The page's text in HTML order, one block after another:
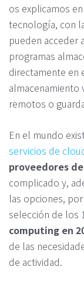
os explicamos
tecnología, con
pueden acceder
programas
directamente en
almacenamiento
remotos o
En el mundo
servicios de
proveedores
complicado y,
las opciones,
selección de los
computing en
de las
de actividad.